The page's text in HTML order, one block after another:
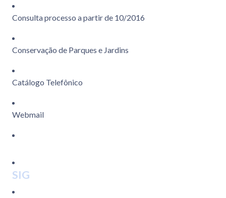
Consulta processo a partir de 10/2016
Conservação de Parques e Jardins
Catálogo Telefônico
Webmail
SIG